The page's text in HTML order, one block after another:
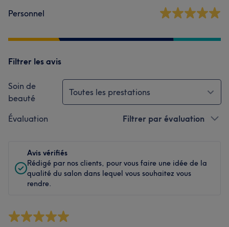
Personnel
Filtrer les avis
Soin de
beauté
Toutes les prestations
Évaluation Filtrer par évaluation
Avis vérifiés
Rédigé par nos clients, pour vous faire une idée de la
qualité du salon dans lequel vous souhaitez vous
rendre.